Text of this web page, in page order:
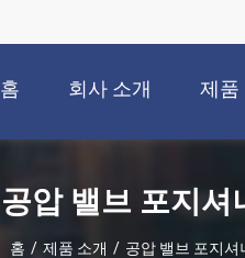
홈 회사 소개 제품
공압 밸브 포지셔
홈 / 제품 소개 / 공압 밸브 포지셔